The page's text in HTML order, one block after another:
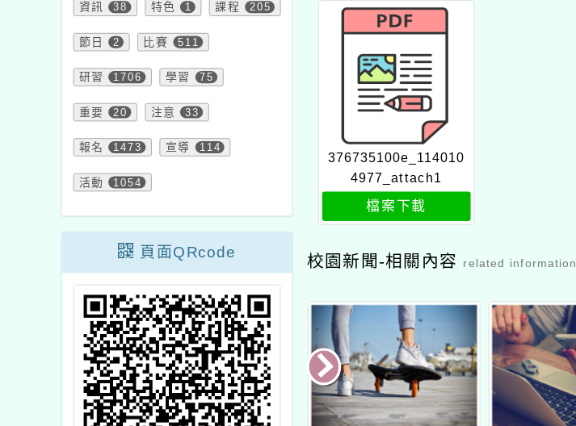
資訊 38 特色 1 課程 205
節日 2 比賽 511
研習 1706 學習 75
重要 20 注意 33
報名 1473 宣導 114
活動 1054
頁面QRcode
376735100e_114010
4977_attach1
檔案下載
校園新聞-相關內容 related information